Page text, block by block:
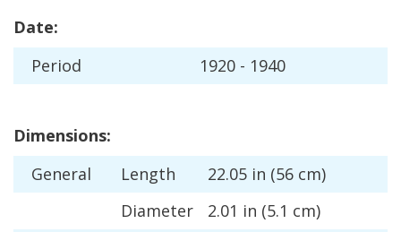
Date:
Period
1920 - 1940
Dimensions:
General
Length 22.05 in (56 cm)
Diameter
2.01 in (5.1 cm)